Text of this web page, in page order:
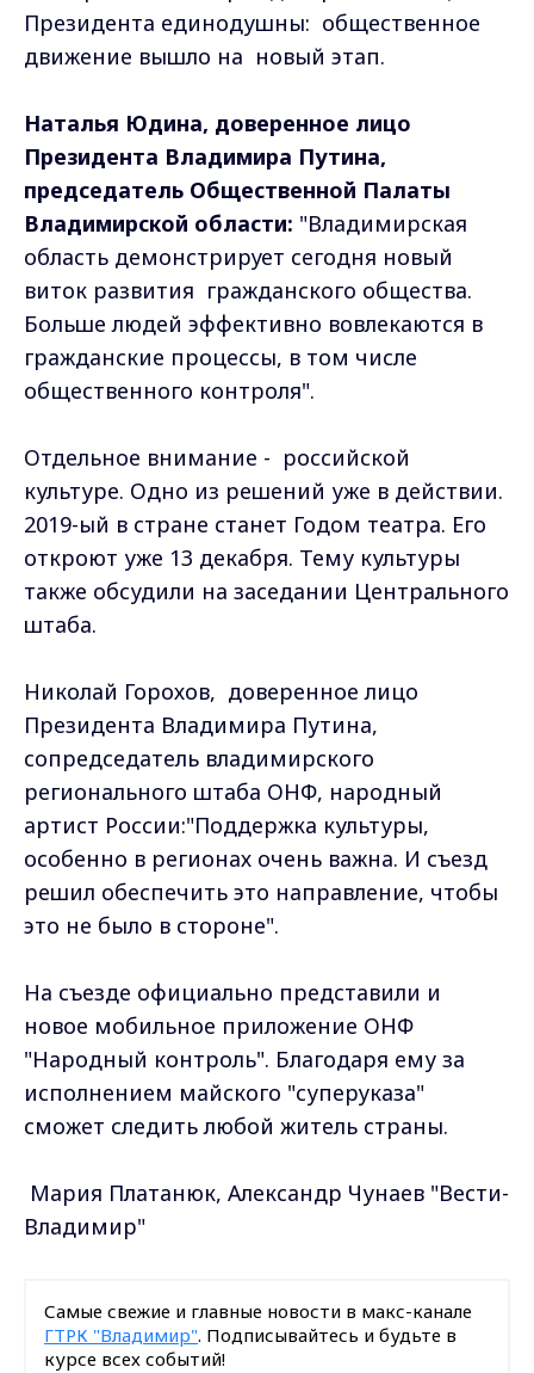
Президента единодушны: общественное
движение вышло на новый этап.
Наталья Юдина, доверенное лицо
Президента Владимира Путина,
председатель Общественной Палаты
Владимирской области: "Владимирская
область демонстрирует сегодня новый
виток развития гражданского общества.
Больше людей эффективно вовлекаются в
гражданские процессы, в том числе
общественного контроля".
Отдельное внимание - российской
культуре. Одно из решений уже в действии.
2019-ый в стране станет Годом театра. Его
откроют уже 13 декабря. Тему культуры
также обсудили на заседании Центрального
штаба.
Николай Горохов, доверенное лицо
Президента Владимира Путина,
сопредседатель владимирского
регионального штаба ОНФ, народный
артист России:"Поддержка культуры,
особенно в регионах очень важна. И съезд
решил обеспечить это направление, чтобы
это не было в стороне".
На съезде официально представили и
новое мобильное приложение ОНФ
"Народный контроль". Благодаря ему за
исполнением майского "суперуказа"
сможет следить любой житель страны.
Мария Платанюк, Александр Чунаев "Вести-
Владимир"
Самые свежие и главные новости в макс-канале
ГТРК "Владимир". Подписывайтесь и будьте в
курсе всех событий!